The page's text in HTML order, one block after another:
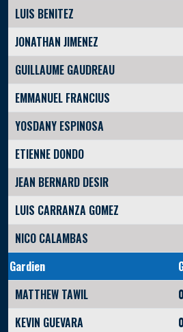
LUIS BENITEZ
JONATHAN JIMENEZ
GUILLAUME GAUDREAU
EMMANUEL FRANCIUS
YOSDANY ESPINOSA
ETIENNE DONDO
JEAN BERNARD DESIR
LUIS CARRANZA GOMEZ
NICO CALAMBAS
Gardien
MATTHEW TAWIL
0
KEVIN GUEVARA
0